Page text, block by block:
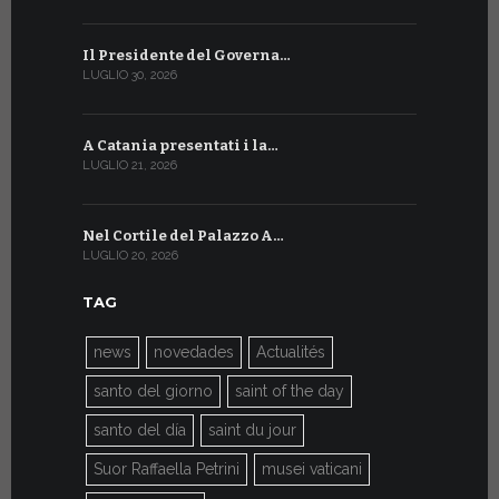
Il Presidente del Governa…
LUGLIO 30, 2026
A Catania presentati i la…
LUGLIO 21, 2026
Nel Cortile del Palazzo A…
LUGLIO 20, 2026
TAG
news novedades Actualités
santo del giorno saint of the day
santo del día saint du jour
Suor Raffaella Petrini musei vaticani